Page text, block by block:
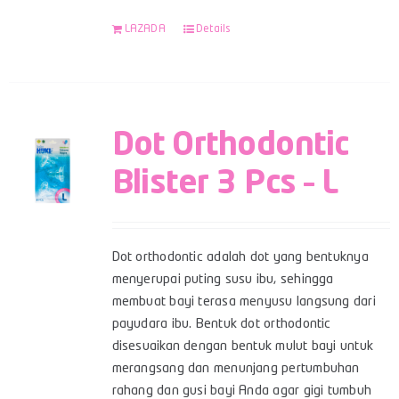
LAZADA Details
Dot Orthodontic
Blister 3 Pcs – L
Dot orthodontic adalah dot yang bentuknya
menyerupai puting susu ibu, sehingga
membuat bayi terasa menyusu langsung dari
payudara ibu. Bentuk dot orthodontic
disesuaikan dengan bentuk mulut bayi untuk
merangsang dan menunjang pertumbuhan
rahang dan gusi bayi Anda agar gigi tumbuh